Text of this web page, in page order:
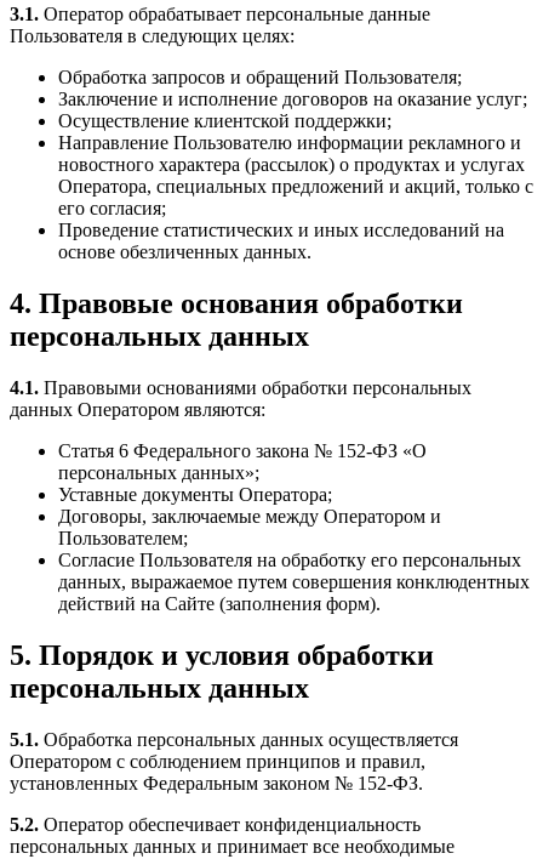
3.1. Оператор обрабатывает персональные данные
Пользователя в следующих целях:
Обработка запросов и обращений Пользователя;
Заключение и исполнение договоров на оказание услуг;
Осуществление клиентской поддержки;
Направление Пользователю информации рекламного и
новостного характера (рассылок) о продуктах и услугах
Оператора, специальных предложений и акций, только с
его согласия;
Проведение статистических и иных исследований на
основе обезличенных данных.
4. Правовые основания обработки
персональных данных
4.1. Правовыми основаниями обработки персональных
данных Оператором являются:
Статья 6 Федерального закона № 152-ФЗ «О
персональных данных»;
Уставные документы Оператора;
Договоры, заключаемые между Оператором и
Пользователем;
Согласие Пользователя на обработку его персональных
данных, выражаемое путем совершения конклюдентных
действий на Сайте (заполнения форм).
5. Порядок и условия обработки
персональных данных
5.1. Обработка персональных данных осуществляется
Оператором с соблюдением принципов и правил,
установленных Федеральным законом № 152-ФЗ.
5.2. Оператор обеспечивает конфиденциальность
персональных данных и принимает все необходимые